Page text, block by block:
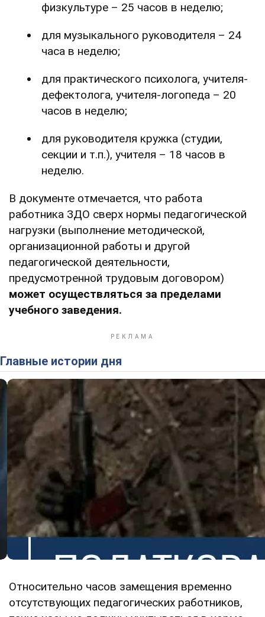
физкультуре – 25 часов в неделю;
для музыкального руководителя – 24
часа в неделю;
для практического психолога, учителя-
дефектолога, учителя-логопеда – 20
часов в неделю;
для руководителя кружка (студии,
секции и т.п.), учителя – 18 часов в
неделю.
В документе отмечается, что работа
работника ЗДО сверх нормы педагогической
нагрузки (выполнение методической,
организационной работы и другой
педагогической деятельности,
предусмотренной трудовым договором)
может осуществляться за пределами
учебного заведения.
Главные истории дня
Относительно часов замещения временно
отсутствующих педагогических работников,